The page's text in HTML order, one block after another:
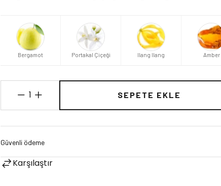
Bergamot Portakal Çiçeği Ilang Ilang Amber
1 SEPETE EKLE
Karşılaştır